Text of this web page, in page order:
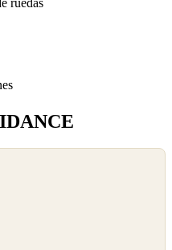
ruedas